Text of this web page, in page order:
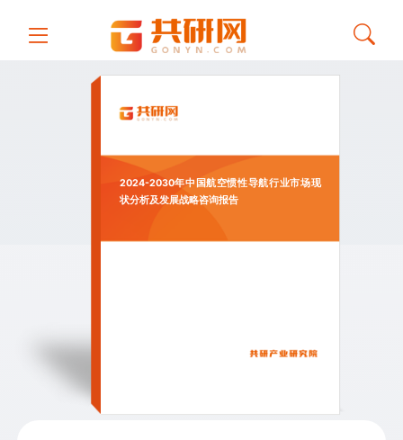
2024-2030年中国航空惯性导航行业市场现
状分析及发展战略咨询报告